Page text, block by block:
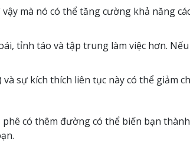
mà nó có thể tăng cường khả năng
tỉnh táo và tập trung làm việc hơn.
sự kích thích liên tục này có thể giảm
có thêm đường có thể biến bạn